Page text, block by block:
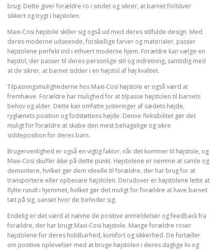
brug. Dette giver forældre ro i sindet og sikrer, at barnet forbliver
sikkert og trygt i højstolen.
Maxi-Cosi højstole skiller sig også ud med deres stilfulde design. Med
deres moderne udseende, forskellige farver og materialer, passer
højstolene perfekt ind i ethvert moderne hjem. Forældre kan vælge en
højstol, der passer til deres personlige stil og indretning, samtidig med
at de sikrer, at barnet sidder i en højstol af høj kvalitet.
Tilpasningsmulighederne hos Maxi-Cosi højstole er også værd at
fremhæve. Forældre har mulighed for at tilpasse højstolen til barnets
behov og alder. Dette kan omfatte justeringer af sædets højde,
ryglænets position og fodstøttens højde. Denne fleksibilitet gør det
muligt for forældre at skabe den mest behagelige og sikre
siddeposition for deres barn.
Brugervenlighed er også en vigtig faktor, når det kommer til højstole, og
Maxi-Cosi skuffer ikke på dette punkt. Højstolene er nemme at samle og
demontere, hvilket gør dem ideelle til forældre, der har brug for at
transportere eller opbevare højstolen. Derudover er højstolene lette at
flytte rundt i hjemmet, hvilket gør det muligt for forældre at have barnet
tæt på sig, uanset hvor de befinder sig.
Endelig er det værd at nævne de positive anmeldelser og feedback fra
forældre, der har brugt Maxi-Cosi højstole. Mange forældre roser
højstolene for deres holdbarhed, komfort og sikkerhed. De fortæller
om positive oplevelser med at bruge højstolen i deres daglige liv og